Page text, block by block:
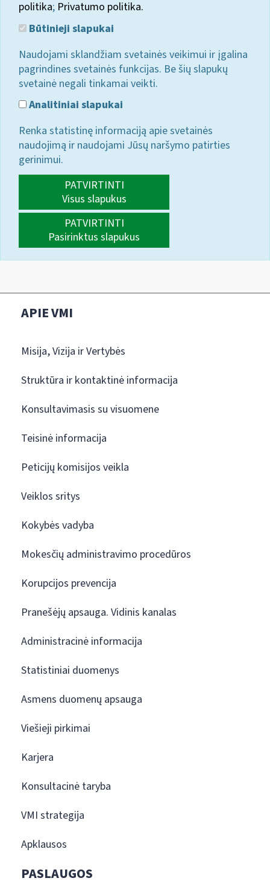
politika; Privatumo politika.
Būtinieji slapukai
Naudojami sklandžiam svetainės veikimui ir įgalina
pagrindines svetainės funkcijas. Be šių slapukų
svetainė negali tinkamai veikti.
Analitiniai slapukai
Renka statistinę informaciją apie svetainės
naudojimą ir naudojami Jūsų naršymo patirties
gerinimui.
PATVIRTINTI
Visus slapukus
PATVIRTINTI
Pasirinktus slapukus
APIE VMI
Misija, Vizija ir Vertybės
Struktūra ir kontaktinė informacija
Konsultavimasis su visuomene
Teisinė informacija
Peticijų komisijos veikla
Veiklos sritys
Kokybės vadyba
Mokesčių administravimo procedūros
Korupcijos prevencija
Pranešėjų apsauga. Vidinis kanalas
Administracinė informacija
Statistiniai duomenys
Asmens duomenų apsauga
Viešieji pirkimai
Karjera
Konsultacinė taryba
VMI strategija
Apklausos
PASLAUGOS